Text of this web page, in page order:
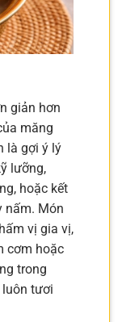
giản hơn
măng
là gợi ý lý
lưỡng,
hoặc kết
nấm. Món
vị gia vị,
cơm hoặc
trong
tươi